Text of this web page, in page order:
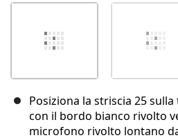
Posiziona la striscia 25
con il bordo bianco rivolto
microfono rivolto lontano